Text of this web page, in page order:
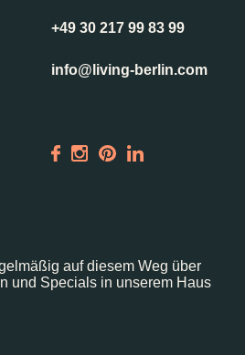
ALICE Rooftop &
Garden
+49 30 217 99 83 99
info@living-berlin.com
auf diesem Weg über
und Specials in unserem Haus